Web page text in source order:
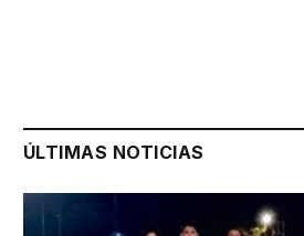
ÚLTIMAS NOTICIAS